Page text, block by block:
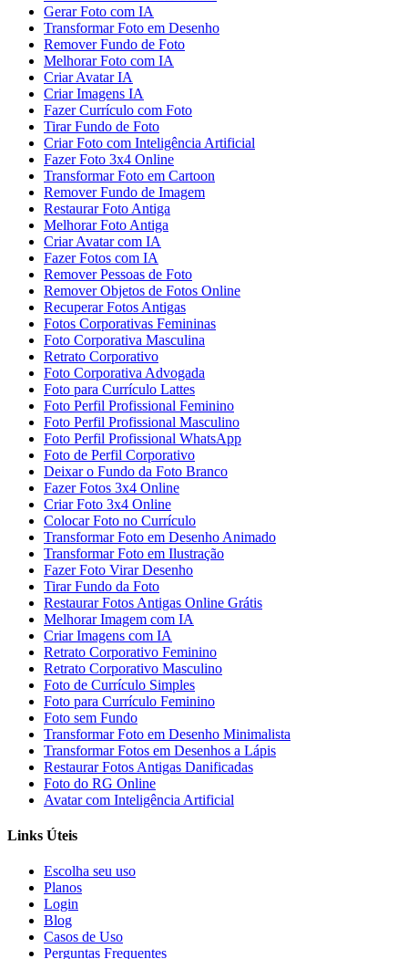
Gerar Foto com IA
Transformar Foto em Desenho
Remover Fundo de Foto
Melhorar Foto com IA
Criar Avatar IA
Criar Imagens IA
Fazer Currículo com Foto
Tirar Fundo de Foto
Criar Foto com Inteligência Artificial
Fazer Foto 3x4 Online
Transformar Foto em Cartoon
Remover Fundo de Imagem
Restaurar Foto Antiga
Melhorar Foto Antiga
Criar Avatar com IA
Fazer Fotos com IA
Remover Pessoas de Foto
Remover Objetos de Fotos Online
Recuperar Fotos Antigas
Fotos Corporativas Femininas
Foto Corporativa Masculina
Retrato Corporativo
Foto Corporativa Advogada
Foto para Currículo Lattes
Foto Perfil Profissional Feminino
Foto Perfil Profissional Masculino
Foto Perfil Profissional WhatsApp
Foto de Perfil Corporativo
Deixar o Fundo da Foto Branco
Fazer Fotos 3x4 Online
Criar Foto 3x4 Online
Colocar Foto no Currículo
Transformar Foto em Desenho Animado
Transformar Foto em Ilustração
Fazer Foto Virar Desenho
Tirar Fundo da Foto
Restaurar Fotos Antigas Online Grátis
Melhorar Imagem com IA
Criar Imagens com IA
Retrato Corporativo Feminino
Retrato Corporativo Masculino
Foto de Currículo Simples
Foto para Currículo Feminino
Foto sem Fundo
Transformar Foto em Desenho Minimalista
Transformar Fotos em Desenhos a Lápis
Restaurar Fotos Antigas Danificadas
Foto do RG Online
Avatar com Inteligência Artificial
Links Úteis
Escolha seu uso
Planos
Login
Blog
Casos de Uso
Perguntas Frequentes